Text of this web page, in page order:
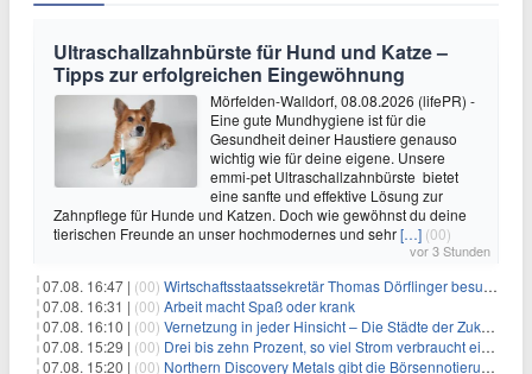
Ultraschallzahnbürste für Hund und Katze –
Tipps zur erfolgreichen Eingewöhnung
Mörfelden-Walldorf, 08.08.2026 (lifePR) -
Eine gute Mundhygiene ist für die
Gesundheit deiner Haustiere genauso
wichtig wie für deine eigene. Unsere
emmi-pet Ultraschallzahnbürste bietet
eine sanfte und effektive Lösung zur
Zahnpflege für Hunde und Katzen. Doch wie gewöhnst du deine
tierischen Freunde an unser hochmodernes und sehr[…] (00)
vor 3 Stunden
07.08. 16:47 | (00) Wirtschaftsstaatssekretär Thomas Dörflinger besucht Handwerksbetrieb im Kammerbezirk Freiburg
07.08. 16:31 | (00) Arbeit macht Spaß oder krank
07.08. 16:10 | (00) Vernetzung in jeder Hinsicht – Die Städte der Zukunft sind grün-blau
07.08. 15:29 | (00) Drei bis zehn Prozent, so viel Strom verbraucht ein Aufzug im Gebäude
07.08. 15:20 | (00) Northern Discovery Metals gibt die Börsennotierung an der Frankfurter Wertpapierbörse bekannt